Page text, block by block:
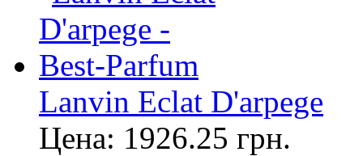
Lanvin Eclat D'arpege
Цена: 1926.25 грн.